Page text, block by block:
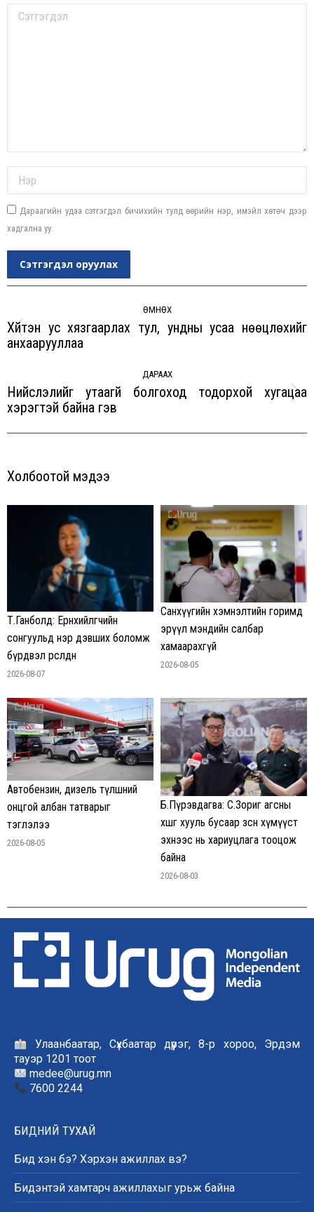
Comment
Дараагийн удаа сэтгэгдэл бичихийн тулд өөрийн нэр, имэйл хөтөч дээр
хадгална уу.
Сэтгэгдэл оруулах
ӨМНӨХ
Previous
Хүйтэн ус хязгаарлах тул, ундны усаа нөөцлөхийг
анхаарууллаа
ДАРААХ
Next
Нийслэлийг утаагүй болгоход тодорхой хугацаа
хэрэгтэй байна гэв
Холбоотой мэдээ
Т.Ганболд: Ерөнхийлөгчийн
сонгуульд нэр дэвших боломж
бүрдвэл өрсөлдөнө
2026-08-07
Санхүүгийн хэмнэлтийн горимд
эрүүл мэндийн салбар
хамаарахгүй
2026-08-05
Автобензин, дизель түлшний
онцгой албан татварыг
тэглэлээ
2026-08-05
Б.Пүрэвдагва: С.Зориг агсны
хөшөөг хууль бусаар зөөсөн хүмүүст
эхнээс нь хариуцлага тооцож
байна
2026-08-03
Улаанбаатар, Сүхбаатар дүүрэг, 8-р хороо, Эрдэм
тауэр 1201 тоот
medee@urug.mn
7600 2244
БИДНИЙ ТУХАЙ
Бид хэн бэ? Хэрхэн ажиллах вэ?
Бидэнтэй хамтарч ажиллахыг урьж байна